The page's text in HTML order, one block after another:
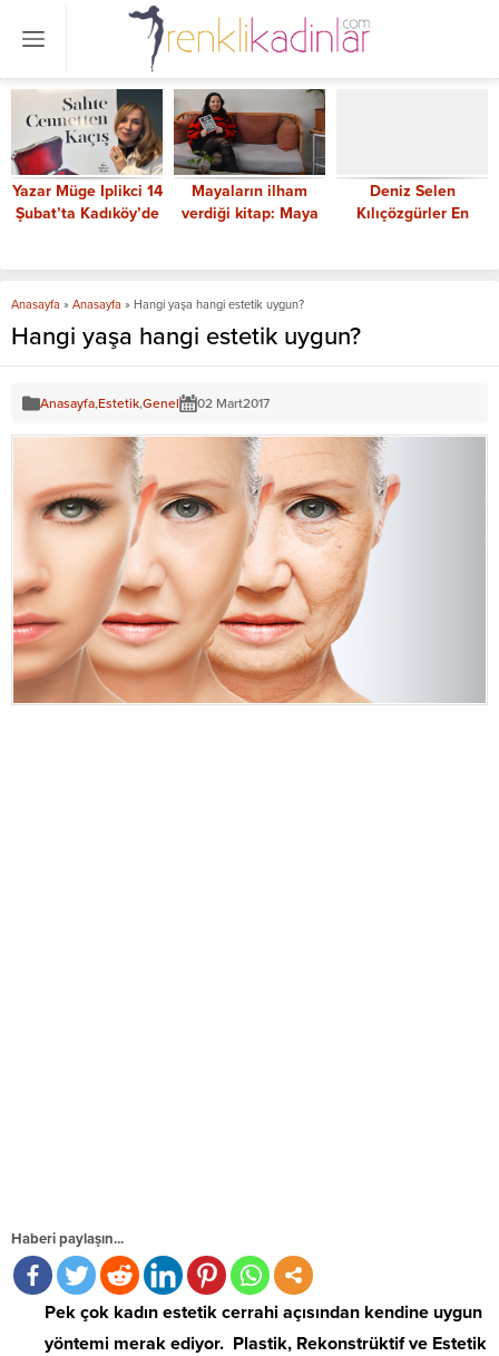
Yazar Müge Iplikci 14
Şubat’ta Kadıköy’de
Mayaların ilham
verdiği kitap: Maya
Deniz Selen
Kılıçözgürler En
Anasayfa » Anasayfa » Hangi yaşa hangi estetik uygun?
Hangi yaşa hangi estetik uygun?
Anasayfa,Estetik,Genel 02 Mart2017
Haberi paylaşın...
Pek çok kadın estetik cerrahi açısından kendine uygun
yöntemi merak ediyor. Plastik, Rekonstrüktif ve Estetik